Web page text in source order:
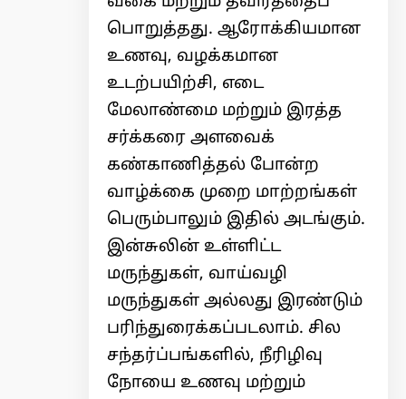
பொறுத்தது. ஆரோக்கியமான
உணவு, வழக்கமான
உடற்பயிற்சி, எடை
மேலாண்மை மற்றும் இரத்த
சர்க்கரை அளவைக்
கண்காணித்தல் போன்ற
வாழ்க்கை முறை மாற்றங்கள்
பெரும்பாலும் இதில் அடங்கும்.
இன்சுலின் உள்ளிட்ட
மருந்துகள், வாய்வழி
மருந்துகள் அல்லது இரண்டும்
பரிந்துரைக்கப்படலாம். சில
சந்தர்ப்பங்களில், நீரிழிவு
நோயை உணவு மற்றும்